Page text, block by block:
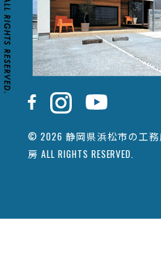
© 2026 静岡県浜松市の工
房 ALL RIGHTS RESERVED.